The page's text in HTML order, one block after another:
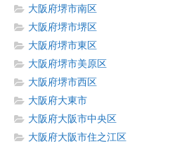
大阪府堺市南区
大阪府堺市堺区
大阪府堺市東区
大阪府堺市美原区
大阪府堺市西区
大阪府大東市
大阪府大阪市中央区
大阪府大阪市住之江区